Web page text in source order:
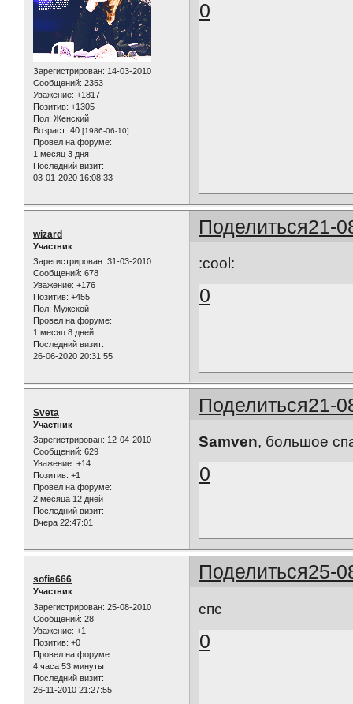
Зарегистрирован: 14-03-2010
Сообщений: 2353
Уважение: +1817
Позитив: +1305
Пол: Женский
Возраст: 40 [1986-06-10]
Провел на форуме:
1 месяц 3 дня
Последний визит:
03-01-2020 16:08:33
0
Поделиться21-
wizard
Участник
Зарегистрирован: 31-03-2010
Сообщений: 678
Уважение: +176
Позитив: +455
Пол: Мужской
Провел на форуме:
1 месяц 8 дней
Последний визит:
26-06-2020 20:31:55
:cool:
0
Поделиться21-
Sveta
Участник
Зарегистрирован: 12-04-2010
Сообщений: 629
Уважение: +14
Позитив: +1
Провел на форуме:
2 месяца 12 дней
Последний визит:
Вчера 22:47:01
Samven, большое
0
Поделиться25-
sofia666
Участник
Зарегистрирован: 25-08-2010
Сообщений: 28
Уважение: +1
Позитив: +0
Провел на форуме:
4 часа 53 минуты
Последний визит:
26-11-2010 21:27:55
спс
0